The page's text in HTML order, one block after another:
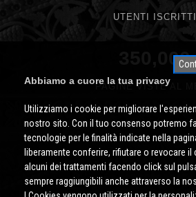
UTENTI ISCRITTI
350,000
PAGINE VISTE AL
Abbiamo a cuore la tua privacy
Utilizziamo i cookie per migliorare
nostro sito. Con il tuo consenso potremo
tecnologie per le finalità indicate nella
liberamente conferire, rifiutare o revocare
alcuni dei trattamenti facendo click sul
sempre raggiungibili anche attraverso la